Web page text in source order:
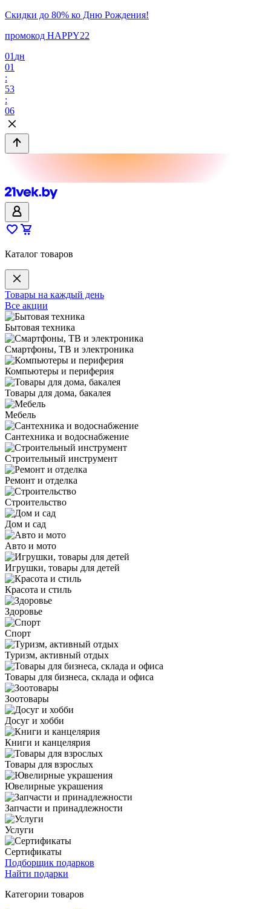
Скидки до 80% ко Дню Рождения!
промокод HAPPY22
01 дн
01
:
53
:
06
Каталог товаров
Товары на каждый день
Все акции
Бытовая техника
Смартфоны, ТВ и электроника
Компьютеры и периферия
Товары для дома, бакалея
Мебель
Сантехника и водоснабжение
Строительный инструмент
Ремонт и отделка
Строительство
Дом и сад
Авто и мото
Игрушки, товары для детей
Красота и стиль
Здоровье
Спорт
Туризм, активный отдых
Товары для бизнеса, склада и офиса
Зоотовары
Досуг и хобби
Книги и канцелярия
Товары для взрослых
Ювелирные украшения
Запчасти и принадлежности
Услуги
Сертификаты
Подборщик подарков
Найти подарки
Категории товаров